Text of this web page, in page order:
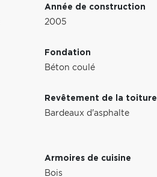
Année de construction
2005
Fondation
Béton coulé
Revêtement de la toiture
Bardeaux d'asphalte
Armoires de cuisine
Bois